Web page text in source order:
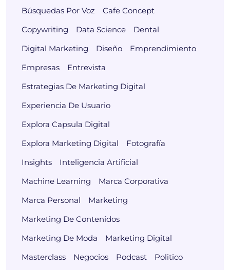
Búsquedas Por Voz
Cafe Concept
Copywriting
Data Science
Dental
Digital Marketing
Diseño
Emprendimiento
Empresas
Entrevista
Estrategias De Marketing Digital
Experiencia De Usuario
Explora Capsula Digital
Explora Marketing Digital
Fotografía
Insights
Inteligencia Artificial
Machine Learning
Marca Corporativa
Marca Personal
Marketing
Marketing De Contenidos
Marketing De Moda
Marketing Digital
Masterclass
Negocios Podcast
Politico